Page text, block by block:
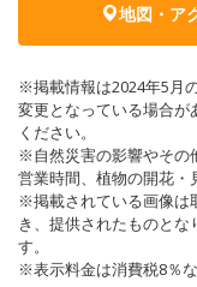
地図・ア
※掲載情報は2024年5月
変更となっている場合が
ください。
※自然災害の影響やその
営業時間、植物の開花・
※掲載されている画像は
き、提供されたものと
す。
※表示料金は消費税8％